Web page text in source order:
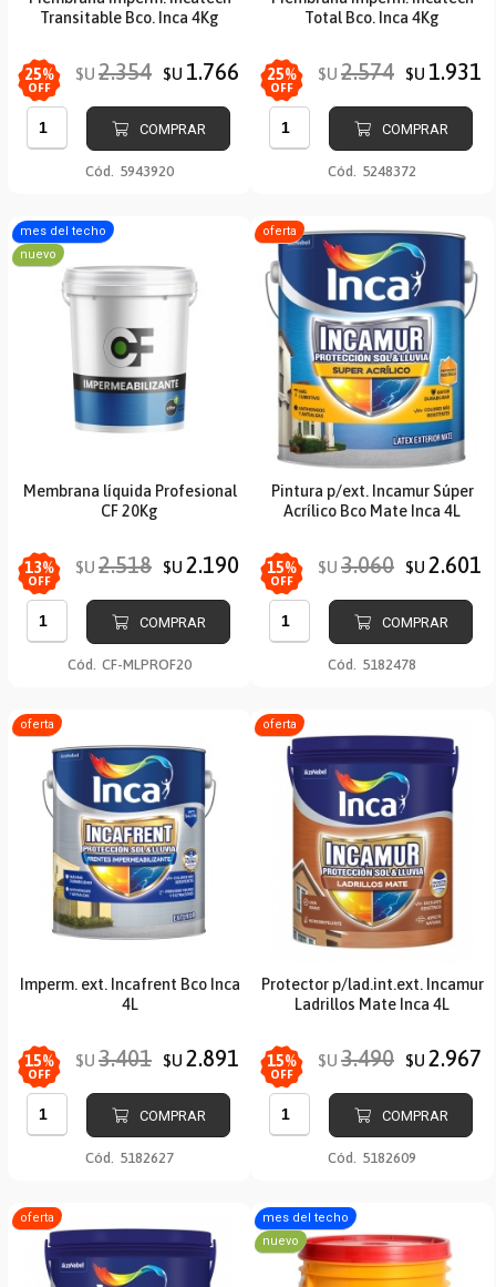
Transitable Bco. Inca 4Kg
25%
OFF
$U 2.354 $U 1.766
COMPRAR
Cód. 5943920
Total Bco. Inca 4Kg
25%
OFF
$U 2.574 $U 1.931
COMPRAR
Cód. 5248372
mes del techo
nuevo
Membrana líquida Profesional
CF 20Kg
13%
OFF
$U 2.518 $U 2.190
COMPRAR
Cód. CF-MLPROF20
oferta
Pintura p/ext. Incamur Súper
Acrílico Bco Mate Inca 4L
15%
OFF
$U 3.060 $U 2.601
COMPRAR
Cód. 5182478
oferta
Imperm. ext. Incafrent Bco Inca
4L
15%
OFF
$U 3.401 $U 2.891
COMPRAR
Cód. 5182627
oferta
Protector p/lad.int.ext. Incamur
Ladrillos Mate Inca 4L
15%
OFF
$U 3.490 $U 2.967
COMPRAR
Cód. 5182609
oferta
mes del techo
nuevo